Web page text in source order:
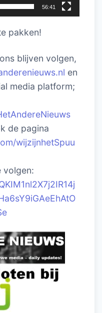
56:41
pakken!
blijven volgen,
en
media platform;
de pagina
wijzijnhetSpuu
volgen: